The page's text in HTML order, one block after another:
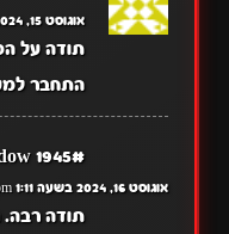
אוגוסט 15, 2024 בשעה 8:57 am
תודה על
התחבר
1945#
אוגוסט 16, 2024 בשעה 1:11 pm
תודה רבה.